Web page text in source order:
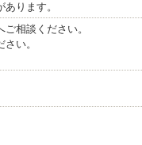
ります。
相談ください。
い。